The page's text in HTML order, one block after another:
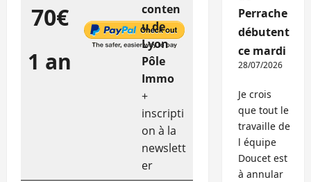
70€
1 an
conten
u de
Lyon
Pôle
Immo
+
inscripti
on à la
newslett
er
Perrache
débutent
ce mardi
28/07/2026
Je crois
que tout le
travaille de
l équipe
Doucet est
à annular